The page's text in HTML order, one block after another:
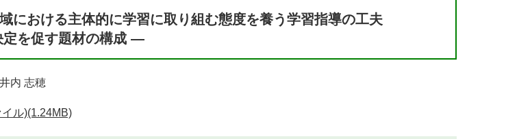
における主体的に学習に取り組む態度を養う学習指導の工夫
を促す題材の構成 ―
内 志穂
ル)(1.24MB)